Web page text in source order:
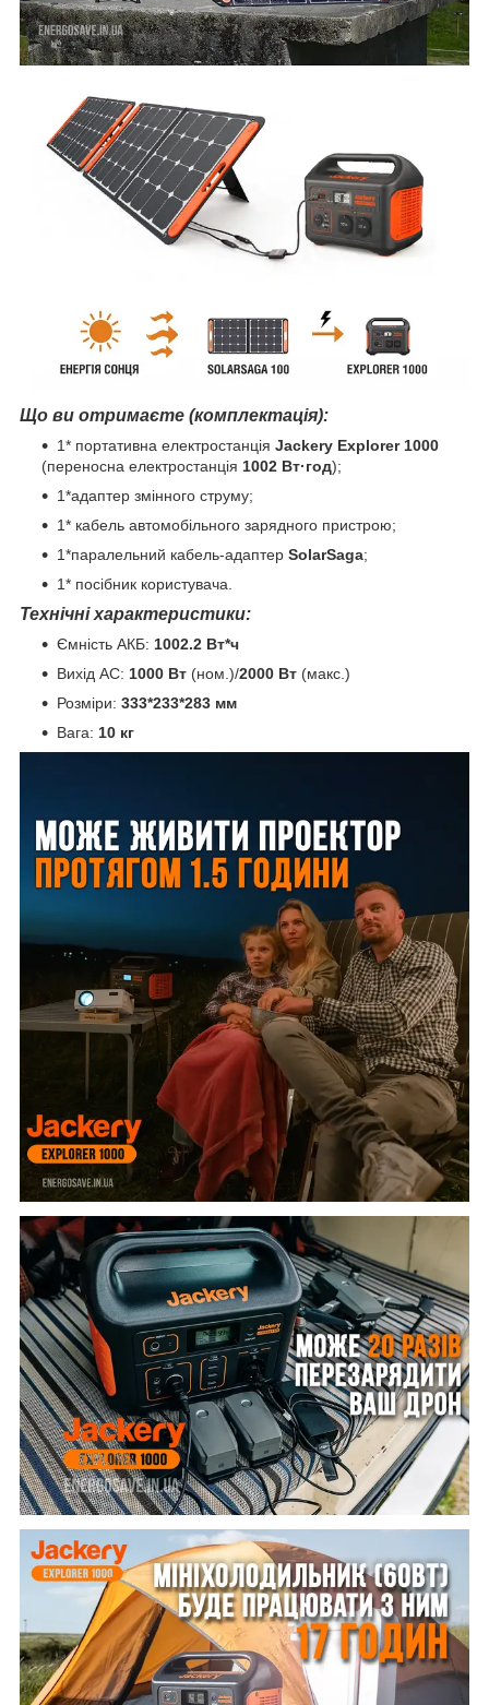
Що ви отримаєте (комплектація):
1* портативна електростанція Jackery Explorer 1000
(переносна електростанція 1002 Вт·год);
1*адаптер змінного струму;
1* кабель автомобільного зарядного пристрою;
1*паралельний кабель-адаптер SolarSaga;
1* посібник користувача.
Технічні характеристики:
Ємність АКБ: 1002.2 Вт*ч
Вихід AC: 1000 Вт (ном.)/2000 Вт (макс.)
Розміри: 333*233*283 мм
Вага: 10 кг